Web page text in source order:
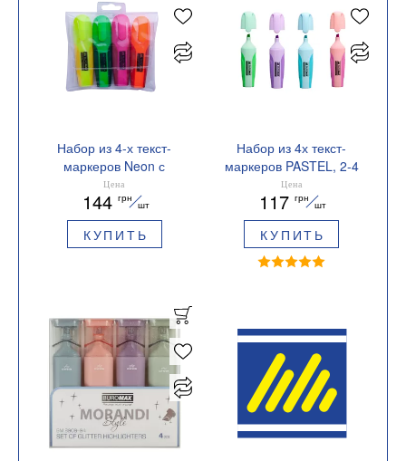
Набор из 4-х текст-
маркеров Neon с
резиновыми вставками
BUROMAX BM.8904-84
Цена
144 грн
шт
КУПИТЬ
Набор из 4х текст-
маркеров PASTEL, 2-4
мм, с резиновыми
вставками BUROMAX
BM.8905-94
Цена
117 грн
шт
КУПИТЬ